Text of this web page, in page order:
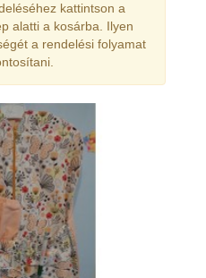
kattintson a
alatti a kosárba. Ilyen
a rendelési folyamat